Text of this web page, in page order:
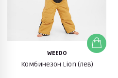
WEEDO
Комбинезон Lion (лев)